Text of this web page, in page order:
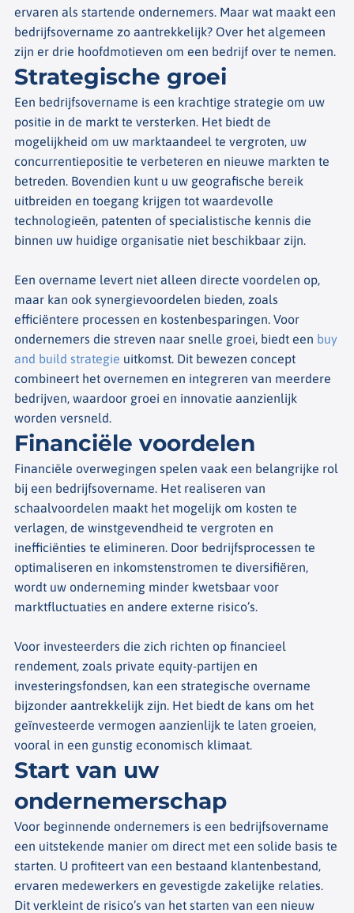
ervaren als startende ondernemers. Maar wat maakt een
bedrijfsovername zo aantrekkelijk? Over het algemeen
zijn er drie hoofdmotieven om een bedrijf over te nemen.
Strategische groei
Een bedrijfsovername is een krachtige strategie om uw
positie in de markt te versterken. Het biedt de
mogelijkheid om uw marktaandeel te vergroten, uw
concurrentiepositie te verbeteren en nieuwe markten te
betreden. Bovendien kunt u uw geografische bereik
uitbreiden en toegang krijgen tot waardevolle
technologieën, patenten of specialistische kennis die
binnen uw huidige organisatie niet beschikbaar zijn.
Een overname levert niet alleen directe voordelen op,
maar kan ook synergievoordelen bieden, zoals
efficiëntere processen en kostenbesparingen. Voor
ondernemers die streven naar snelle groei, biedt een buy
and build strategie uitkomst. Dit bewezen concept
combineert het overnemen en integreren van meerdere
bedrijven, waardoor groei en innovatie aanzienlijk
worden versneld.
Financiële voordelen
Financiële overwegingen spelen vaak een belangrijke rol
bij een bedrijfsovername. Het realiseren van
schaalvoordelen maakt het mogelijk om kosten te
verlagen, de winstgevendheid te vergroten en
inefficiënties te elimineren. Door bedrijfsprocessen te
optimaliseren en inkomstenstromen te diversifiëren,
wordt uw onderneming minder kwetsbaar voor
marktfluctuaties en andere externe risico’s.
Voor investeerders die zich richten op financieel
rendement, zoals private equity-partijen en
investeringsfondsen, kan een strategische overname
bijzonder aantrekkelijk zijn. Het biedt de kans om het
geïnvesteerde vermogen aanzienlijk te laten groeien,
vooral in een gunstig economisch klimaat.
Start van uw
ondernemerschap
Voor beginnende ondernemers is een bedrijfsovername
een uitstekende manier om direct met een solide basis te
starten. U profiteert van een bestaand klantenbestand,
ervaren medewerkers en gevestigde zakelijke relaties.
Dit verkleint de risico’s van het starten van een nieuw